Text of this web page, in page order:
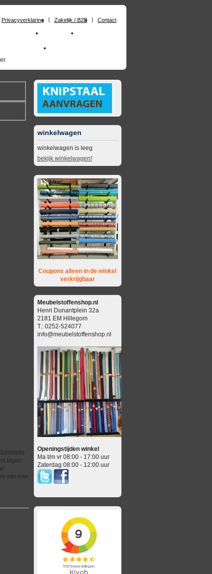
Privacyverklaring Zakelijk / B2B Contact
op maat Materialen
outdoor
tegen
van een
winkelwagen
winkelwagen is leeg
bekijk winkelwagen!
Coupons alleen in de winkel
verkrijgbaar
Meubelstoffenshop.nl
Henri Dunantplein 32a
2181 EM Hillegom
T.: 0252-524077
info@meubelstoffenshop.nl
Openingstijden winkel
Ma t/m vr 08:00 - 17:00 uur
Zaterdag 08:00 - 12:00 uur